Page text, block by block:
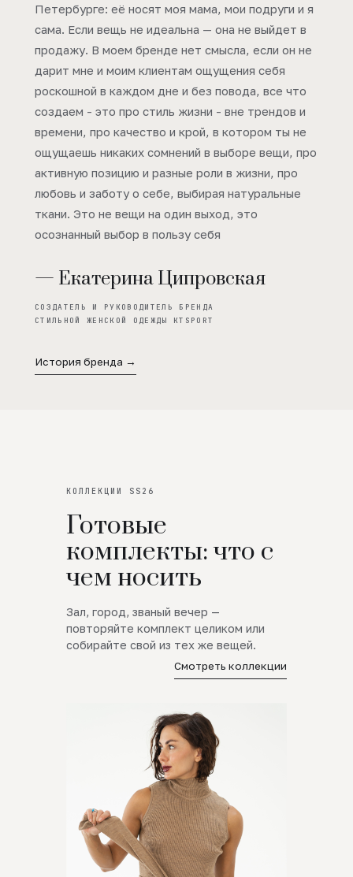
Петербурге: её носят моя мама, мои подруги и я
сама. Если вещь не идеальна — она не выйдет в
продажу. В моем бренде нет смысла, если он не
дарит мне и моим клиентам ощущения себя
роскошной в каждом дне и без повода, все что
создаем - это про стиль жизни - вне трендов и
времени, про качество и крой, в котором ты не
ощущаешь никаких сомнений в выборе вещи, про
активную позицию и разные роли в жизни, про
любовь и заботу о себе, выбирая натуральные
ткани. Это не вещи на один выход, это
осознанный выбор в пользу себя
— Екатерина Ципровская
СОЗДАТЕЛЬ И РУКОВОДИТЕЛЬ БРЕНДА
СТИЛЬНОЙ ЖЕНСКОЙ ОДЕЖДЫ KTSPORT
История бренда →
КОЛЛЕКЦИИ SS26
Готовые
комплекты: что с
чем носить
Зал, город, званый вечер —
повторяйте комплект целиком или
собирайте свой из тех же вещей.
Смотреть коллекции